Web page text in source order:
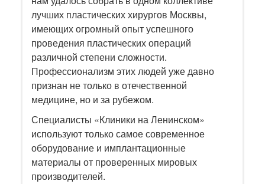
лучших пластических хирургов Москвы,
имеющих огромный опыт успешного
проведения пластических операций
различной степени сложности.
Профессионализм этих людей уже давно
признан не только в отечественной
медицине, но и за рубежом.
Специалисты «Клиники на Ленинском»
используют только самое современное
оборудование и имплантационные
материалы от проверенных мировых
производителей.